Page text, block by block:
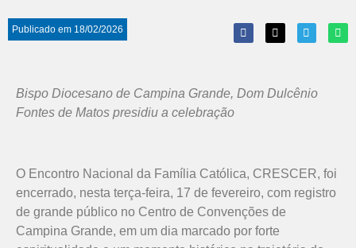
Publicado em 18/02/2026
Bispo Diocesano de Campina Grande, Dom Dulcênio
Fontes de Matos presidiu a celebração
O Encontro Nacional da Família Católica, CRESCER, foi
encerrado, nesta terça-feira, 17 de fevereiro, com registro
de grande público no Centro de Convenções de
Campina Grande, em um dia marcado por forte